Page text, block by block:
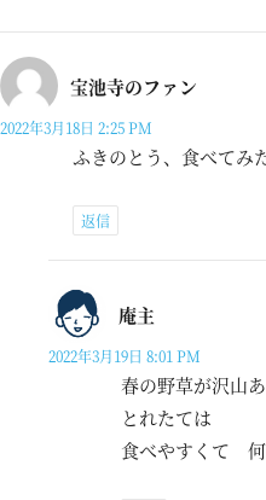
宝池寺のファン
2022年3月18日 2:25 PM
ふきのとう、食べてみ
返信
庵主
2022年3月19日 8:01 PM
春の野草が沢山
とれたては
食べやすくて